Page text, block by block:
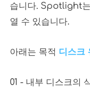
습니다. Spotlight
열 수 있습니다.
아래는 목적 디스크
01 - 내부 디스크의